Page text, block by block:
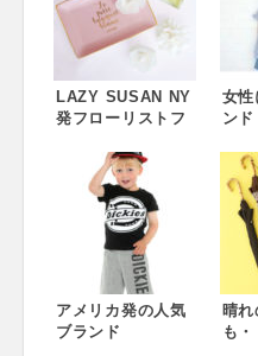
先
LAZY SUSAN NY
発フローリストフ
トニアズ フラワー
ズ」フレグランス
キャンペーン開催
女性
ン
ー
レ
ル
ら
全
ス
アメリカ発の人気
ブランド
晴
も